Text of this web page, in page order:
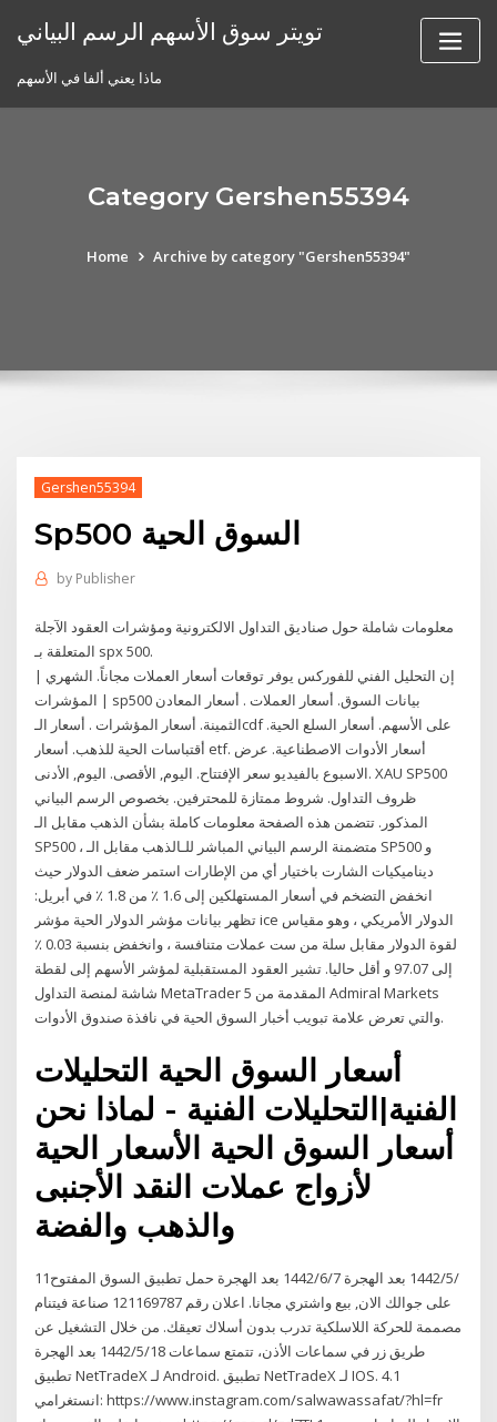
تويتر سوق الأسهم الرسم البياني
ماذا يعني ألفا في الأسهم
Category Gershen55394
Home Archive by category "Gershen55394"
Gershen55394
Sp500 السوق الحية
by Publisher
معلومات شاملة حول صناديق التداول الالكترونية ومؤشرات العقود الآجلة
المتعلقة بـ spx 500.
إن التحليل الفني للفوركس يوفر توقعات أسعار العملات مجاناً. الشهري |
المؤشرات | sp500 بيانات السوق. أسعار العملات . أسعار المعادن
الثمينة. أسعار المؤشرات . أسعار الـcdf على الأسهم. أسعار السلع الحية.
أقتباسات الحية للذهب. أسعار etf. أسعار الأدوات الاصطناعية. عرض
الاسبوع بالفيديو سعر الإفتتاح. اليوم, الأقصى. اليوم, الأدنى. XAU SP500
ظروف التداول. شروط ممتازة للمحترفين. بخصوص الرسم البياني
المذكور. تتضمن هذه الصفحة معلومات كاملة بشأن الذهب مقابل الـ
SP500 ، متضمنة الرسم البياني المباشر للـالذهب مقابل الـ SP500 و
ديناميكيات الشارت باختيار أي من الإطارات استمر ضعف الدولار حيث
انخفض التضخم في أسعار المستهلكين إلى 1.6 ٪ من 1.8 ٪ في أبريل:
تظهر بيانات مؤشر الدولار الحية مؤشر ice الدولار الأمريكي ، وهو مقياس
لقوة الدولار مقابل سلة من ست عملات متنافسة ، وانخفض بنسبة 0.03 ٪
إلى 97.07 و أقل حاليا. تشير العقود المستقبلية لمؤشر الأسهم إلى لقطة
شاشة لمنصة التداول MetaTrader 5 المقدمة من Admiral Markets
والتي تعرض علامة تبويب أخبار السوق الحية في نافذة صندوق الأدوات.
أسعار السوق الحية التحليلات
الفنية|التحليلات الفنية - لماذا نحن
أسعار السوق الحية الأسعار الحية
لأزواج عملات النقد الأجنبى
والذهب والفضة
11‏‏/5‏‏/1442 بعد الهجرة 7‏‏/6‏‏/1442 بعد الهجرة حمل تطبيق السوق المفتوح
على جوالك الان, بيع واشتري مجانا. اعلان رقم 121169787 صناعة فيتنام
مصممة للحركة اللاسلكية تدرب بدون أسلاك تعيقك. من خلال التشغيل عن
طريق زر في سماعات الأذن، تتمتع سماعات 18‏‏/5‏‏/1442 بعد الهجرة
تطبيق NetTradeX لـ Android. تطبيق NetTradeX لـ IOS. 4.1
انستغرامي: https://www.instagram.com/salwawassafat/?hl=fr